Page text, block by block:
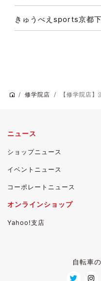
きゅうべえsports京都
修学院店 【修学院店
ニュース
ショップニュース
イベントニュース
コーポレートニュース
オンラインショップ
Yahoo!支店
自転車